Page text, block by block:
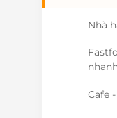
Nhà
Cafe